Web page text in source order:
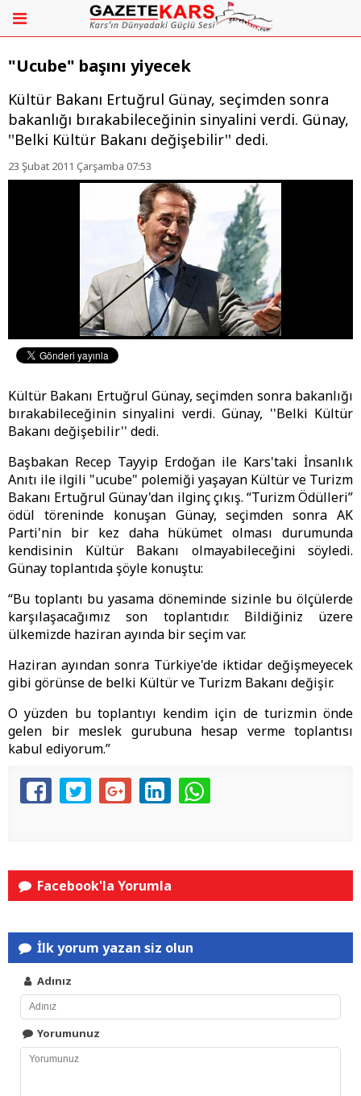
"Ucube" başını yiyecek
Kültür Bakanı Ertuğrul Günay, seçimden sonra
bakanlığı bırakabileceğinin sinyalini verdi. Günay,
''Belki Kültür Bakanı değişebilir'' dedi.
23 Şubat 2011 Çarşamba 07:53
Kültür Bakanı Ertuğrul Günay, seçimden sonra bakanlığı
bırakabileceğinin sinyalini verdi. Günay, ''Belki Kültür
Bakanı değişebilir'' dedi.
Başbakan Recep Tayyip Erdoğan ile Kars'taki İnsanlık
Anıtı ile ilgili "ucube" polemiği yaşayan Kültür ve Turizm
Bakanı Ertuğrul Günay'dan ilginç çıkış. “Turizm Ödülleri”
ödül töreninde konuşan Günay, seçimden sonra AK
Parti'nin bir kez daha hükümet olması durumunda
kendisinin Kültür Bakanı olmayabileceğini söyledi.
Günay toplantıda şöyle konuştu:
“Bu toplantı bu yasama döneminde sizinle bu ölçülerde
karşılaşacağımız son toplantıdır. Bildiğiniz üzere
ülkemizde haziran ayında bir seçim var.
Haziran ayından sonra Türkiye'de iktidar değişmeyecek
gibi görünse de belki Kültür ve Turizm Bakanı değişir.
O yüzden bu toplantıyı kendim için de turizmin önde
gelen bir meslek gurubuna hesap verme toplantısı
kabul ediyorum.”
Facebook'la Yorumla
İlk yorum yazan siz olun
Adınız
Yorumunuz